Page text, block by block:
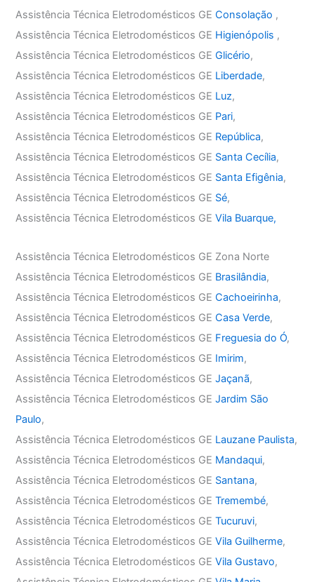
Assistência Técnica Eletrodomésticos GEConsolação ,
Assistência Técnica Eletrodomésticos GE Higienópolis ,
Assistência Técnica Eletrodomésticos GEGlicério,
Assistência Técnica Eletrodomésticos GE Liberdade,
Assistência Técnica Eletrodomésticos GE Luz,
Assistência Técnica Eletrodomésticos GE Pari,
Assistência Técnica Eletrodomésticos GE República,
Assistência Técnica Eletrodomésticos GE Santa Cecília,
Assistência Técnica Eletrodomésticos GE Santa Efigênia,
Assistência Técnica Eletrodomésticos GE Sé,
Assistência Técnica Eletrodomésticos GEVila Buarque,
Assistência Técnica Eletrodomésticos GE Zona Norte
Assistência Técnica Eletrodomésticos GE Brasilândia,
Assistência Técnica Eletrodomésticos GECachoeirinha,
Assistência Técnica Eletrodomésticos GECasa Verde,
Assistência Técnica Eletrodomésticos GE Freguesia do Ó,
Assistência Técnica Eletrodomésticos GE Imirim,
Assistência Técnica Eletrodomésticos GEJaçanã,
Assistência Técnica Eletrodomésticos GEJardim São
Paulo,
Assistência Técnica Eletrodomésticos GE Lauzane Paulista,
Assistência Técnica Eletrodomésticos GE Mandaqui,
Assistência Técnica Eletrodomésticos GE Santana,
Assistência Técnica Eletrodomésticos GETremembé,
Assistência Técnica Eletrodomésticos GETucuruvi,
Assistência Técnica Eletrodomésticos GEVila Guilherme,
Assistência Técnica Eletrodomésticos GEVila Gustavo,